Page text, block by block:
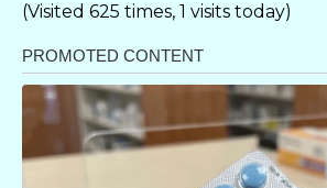
(Visited 625 times, 1 visits today)